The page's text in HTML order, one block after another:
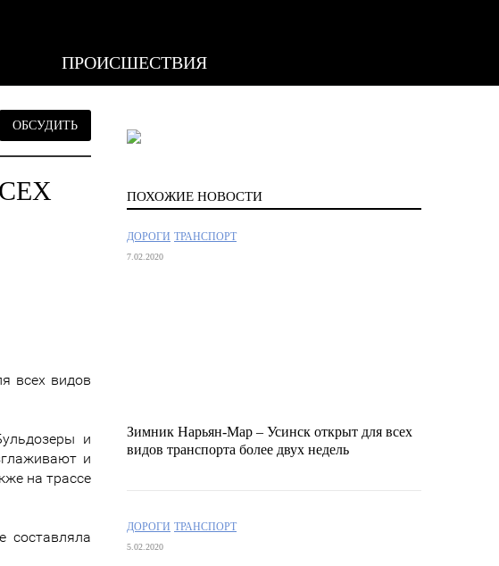
ПРОИСШЕСТВИЯ
ОБСУДИТЬ
всех видов
и
и
на трассе
составляла
ПОХОЖИЕ НОВОСТИ
ДОРОГИ ТРАНСПОРТ
7.02.2020
Зимник Нарьян-Мар – Усинск открыт для всех
видов транспорта более двух недель
ДОРОГИ ТРАНСПОРТ
5.02.2020